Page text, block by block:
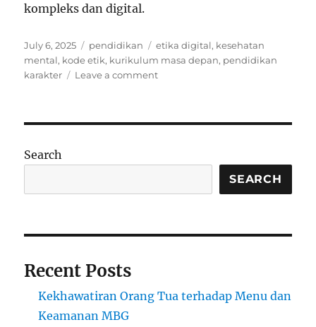
kompleks dan digital.
Posted
on
July 6, 2025 Categories
pendidikan Tags
etika digital, kesehatan
mental, kode etik, kurikulum masa depan, pendidikan
karakter
Leave a commenton
Etik,
Digital,
Health
Wajib
Search
SEARCH
Recent Posts
Kekhawatiran Orang Tua terhadap Menu dan
Keamanan MBG